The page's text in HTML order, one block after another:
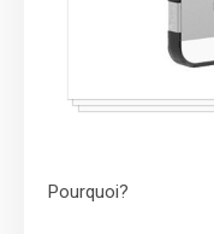
Pourquoi?